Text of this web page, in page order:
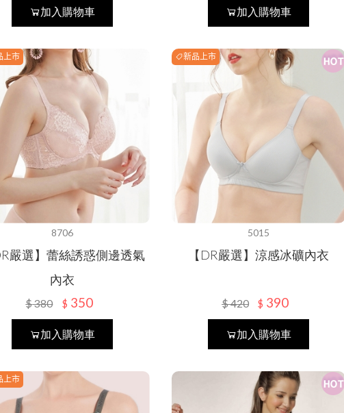
加入購物車 加入購物車
上市
8706
嚴選】蕾絲誘惑側邊透氣
內衣
$380 $ 350
加入購物車
新品上市
5015
【DR嚴選】涼感冰礦內衣
$420 $ 390
加入購物車
上市